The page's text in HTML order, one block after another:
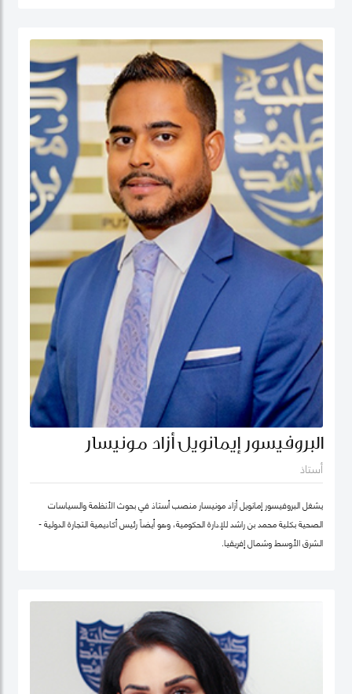
العامة. قبل التحاقه بكلية محمد بن راشد للإدارة الحكومية، عمل الدكتور يوسف كأستاذ
مساعد وشغل منصب مدير برنامج إدارة الموارد البشرية في كلية إدارة الأعمال في الكلية
الأسترالية في دولة الكويت. قبل ذلك، عمل كمستشار للحكومة الاتحادية في كندا في عدد
من المشاريع المرتبطة بالتطوير المؤسسي و بناء القدرات التنظيمية حيث قام بتصميم
وتنفيذ العديد من برامج التدريب للحكومة الاتحادية بما في ذلك مجالات التفكير
الاستراتيجي والإدارة القائمة على النتائج تحت بند تنفيذ البرامج الحكومية والسياسات
العامة.
البروفيسور إيمانويل أزاد مونيسار
أستاذ
يشغل البروفيسور إمانويل أزاد مونيسار منصب أستاذ في بحوث الأنظمة والسياسات
الصحية بكلية محمد بن راشد للإدارة الحكومية، وهو أيضاً رئيس أكاديمية التجارة الدولية -
الشرق الأوسط وشمال إفريقيا.